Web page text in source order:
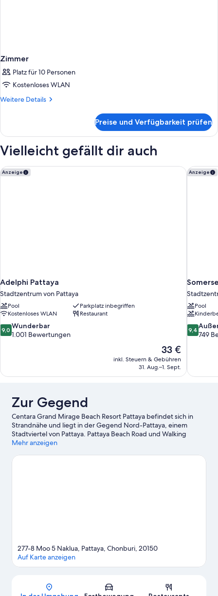
Zimmer
Platz für 10 Personen
Kostenloses WLAN
Weitere Details
Weitere
Preise und Verfügbarkeit prüfen
Vielleicht gefällt dir auch
Anzeige
Adelphi Pattaya
Stadtzentrum von Pattaya
Pool
Parkplatz inbegriffen
Kostenloses WLAN
Restaurant
9.0
von
Bewertungen
9,0 Wunderbar
1.001 Bewertungen
Der
Preis
beträgt
33 €
inkl. Steuern & Gebühren
31. Aug.–1. Sept.
Adelphi Pattaya Anzeige
Pool
9.4
von
9,4
749
Zur Gegend
Centara Grand Mirage Beach Resort Pattaya befindet sich in
Strandnähe und liegt in der Gegend Nord-Pattaya, einem
Stadtviertel von Pattaya. Pattaya Beach Road und Walking
Street sind einen Ausflug wert, wenn du Lust auf Shoppen hast.
Folgendes besuchen: Pattaya Beach und Jomtien Beach. Du
Mehr anzeigen
Karte
277-8 Moo 5 Naklua, Pattaya, Chonburi, 20150
Auf Karte anzeigen